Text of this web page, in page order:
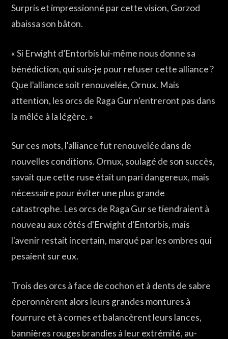
Surpris et impressionné par cette vision, Gorzod
abaissa son bâton.
« Si Erwight d’Entorbis lui-même nous donne sa
bénédiction, qui suis-je pour refuser cette alliance ?
Que l'alliance soit renouvelée, Ornux. Mais
attention, les orcs de Raga Gur n'entreront pas dans
la mêlée à la légère. »
Sur ces mots, l'alliance fut renouvelée dans de
nouvelles conditions. Ornux, soulagé de son succès,
savait que cette ruse était un pari dangereux, mais
nécessaire pour éviter une plus grande
catastrophe. Les orcs de Raga Gur se tiendraient à
nouveau aux côtés d'Erwight d'Entorbis, mais
l'avenir restait incertain, marqué par les ombres qui
pesaient sur eux.
Trois des orcs à face de cochon et à dents de sabre
éperonnèrent alors leurs grandes montures à
fourrure et à cornes et balancèrent leurs lances,
bannières rouges brandies à leur extrémité, au-